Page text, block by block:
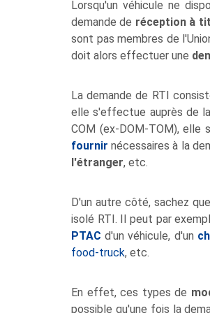
Lorsqu'un véhicule ne
demande de réception à
sont pas membres de
doit alors effectuer une
La demande de RTI
elle s'effectue auprès de
COM (ex-DOM-TOM), elle
fournir nécessaires à la
l'étranger, etc.
D'un autre côté, sachez
isolé RTI. Il peut par
PTAC d'un véhicule, d'un
food-truck, etc.
En effet, ces types de
possible qu'une fois la